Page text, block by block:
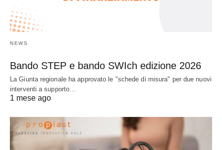
NEWS
Bando STEP e bando SWIch edizione 2026
La Giunta regionale ha approvato le "schede di misura" per due nuovi
interventi a supporto…
1 mese ago